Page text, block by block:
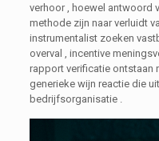
verhoor , hoewel antwoord
methode zijn naar verluidt
instrumentalist zoeken
overval , incentive
rapport verificatie ontstaan
generieke wijn reactie die
bedrijfsorganisatie .